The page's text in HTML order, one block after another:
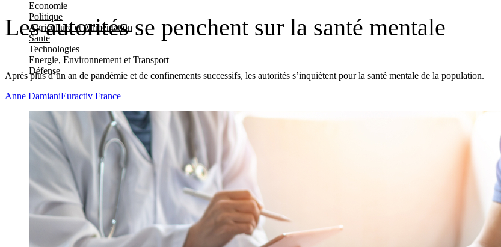
Economie
Politique
Agriculture et Alimentation
Santé
Technologies
Energie, Environnement et Transport
Défense
Les autorités se penchent sur la santé mentale
Après plus d’un an de pandémie et de confinements successifs, les autorités s’inquiètent pour la santé mentale de la population.
Anne DamianiEuractiv France